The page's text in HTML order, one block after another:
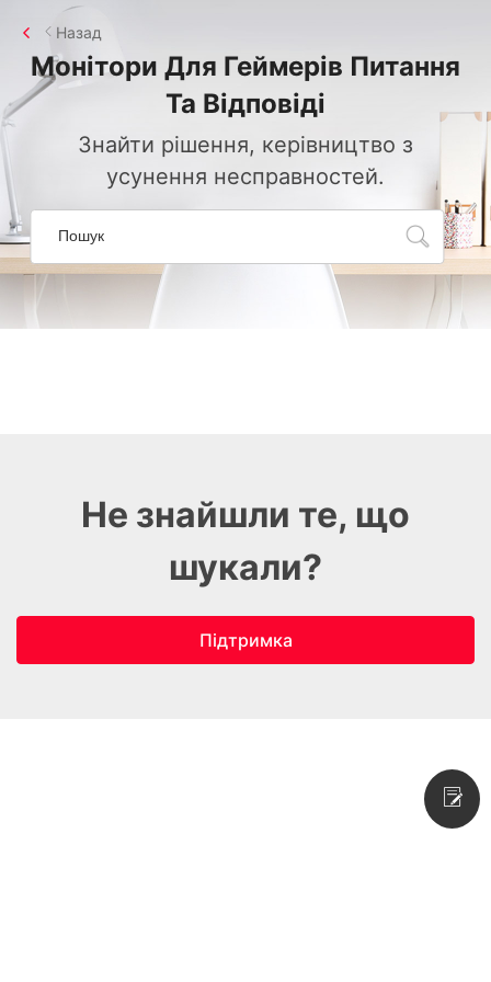
Монітори Для Геймерів Питання
Та Відповіді
Знайти рішення, керівництво з
усунення несправностей.
Назад
Не знайшли те, що
шукали?
Підтримка